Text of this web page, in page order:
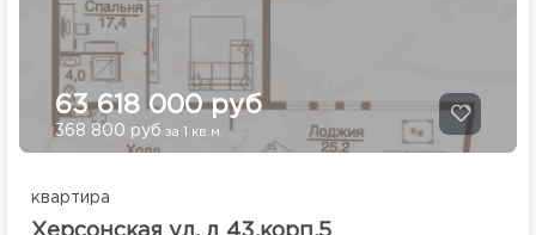
63 618 000 руб
368 800 руб за 1 кв.м.
квартира